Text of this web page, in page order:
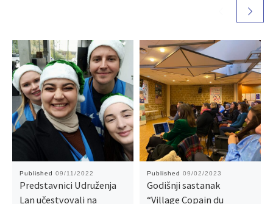
Published 09/11/2022
Predstavnici Udruženja
Lan učestvovali na
Published 09/02/2023
Godišnji sastanak
“Village Copain du